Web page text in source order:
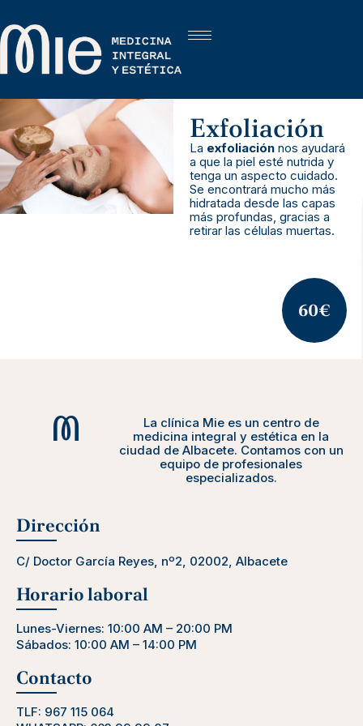
Exfoliación
La exfoliaciónnos ayudará
a que la piel esté nutrida y
tenga un aspecto cuidado.
Se encontrará mucho más
hidratada desde las capas
más profundas, gracias a
retirar las células muertas.
60€
La clínica Mie es un centro de
medicina integral y estética en la
ciudad de Albacete. Contamos con un
equipo de profesionales
especializados.
Dirección
C/ Doctor García Reyes, nº2, 02002, Albacete
Horario laboral
Lunes-Viernes: 10:00 AM – 20:00 PM
Sábados: 10:00 AM – 14:00 PM
Contacto
TLF: 967 115 064